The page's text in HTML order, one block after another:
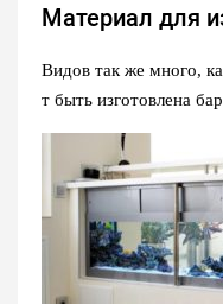
Материал для
Видов так же много,
т быть изготовлена